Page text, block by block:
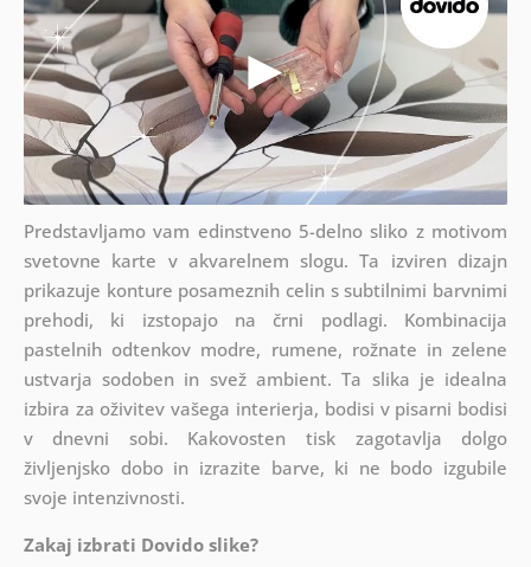
Predstavljamo vam edinstveno 5-delno sliko z motivom
svetovne karte v akvarelnem slogu. Ta izviren dizajn
prikazuje konture posameznih celin s subtilnimi barvnimi
prehodi, ki izstopajo na črni podlagi. Kombinacija
pastelnih odtenkov modre, rumene, rožnate in zelene
ustvarja sodoben in svež ambient. Ta slika je idealna
izbira za oživitev vašega interierja, bodisi v pisarni bodisi
v dnevni sobi. Kakovosten tisk zagotavlja dolgo
življenjsko dobo in izrazite barve, ki ne bodo izgubile
svoje intenzivnosti.
Zakaj izbrati Dovido slike?